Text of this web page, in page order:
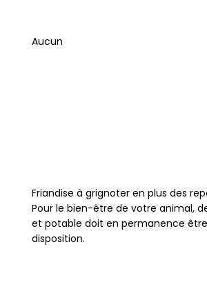
Aucun
Friandise à grignoter en plus des
Pour le bien-être de votre animal,
et potable doit en permanence
disposition.